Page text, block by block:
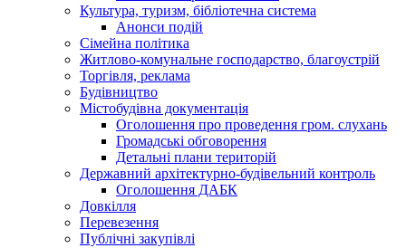
Культура, туризм, бібліотечна система
Анонси подій
Сімейна політика
Житлово-комунальне господарство, благоустрій
Торгівля, реклама
Будівництво
Містобудівна документація
Оголошення про проведення гром. слухань
Громадські обговорення
Детальні плани територій
Державний архітектурно-будівельний контроль
Оголошення ДАБК
Довкілля
Перевезення
Публічні закупівлі